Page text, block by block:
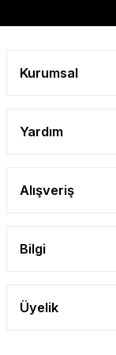
Kurumsal
Yardım
Alışveriş
Bilgi
Üyelik